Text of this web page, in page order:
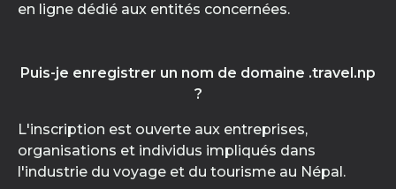
en ligne dédié aux entités concernées.
Puis-je enregistrer un nom de domaine .travel.np
?
L'inscription est ouverte aux entreprises,
organisations et individus impliqués dans
l'industrie du voyage et du tourisme au Népal.